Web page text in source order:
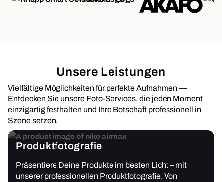
Unsere Leistungen
Vielfältige Möglichkeiten für perfekte Aufnahmen —
Entdecken Sie unsere Foto-Services, die jeden Moment
einzigartig festhalten und Ihre Botschaft professionell in
Szene setzen.
Produktfotografie
Präsentiere Deine Produkte im besten Licht – mit
unserer professionellen Produktfotografie. Von